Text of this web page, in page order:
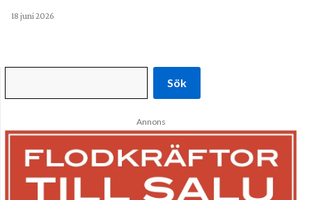
18 juni 2026
Sök
Annons